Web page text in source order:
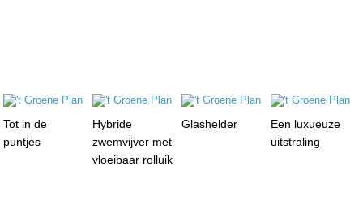
Tot in de
puntjes
Hybride
zwemvijver met
vloeibaar rolluik
Glashelder
Een luxueuze
uitstraling